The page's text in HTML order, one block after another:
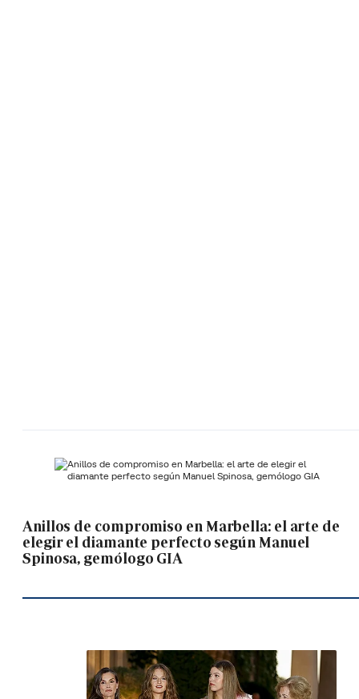
Anillos de compromiso en Marbella: el arte de
elegir el diamante perfecto según Manuel
Spinosa, gemólogo GIA